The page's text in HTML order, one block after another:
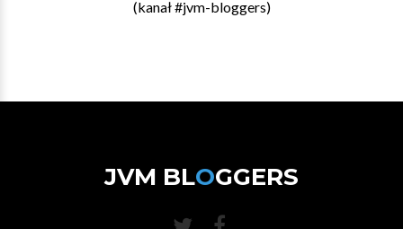
(kanał #jvm-bloggers)
JVM BLOGGERS